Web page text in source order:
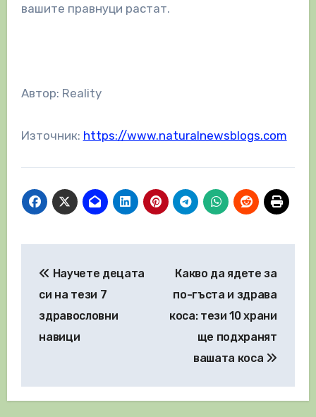
вашите правнуци растат.
Автор: Reality
Източник: https://www.naturalnewsblogs.com
Научете децата
си на тези 7
здравословни
навици
Какво да ядете за
по-гъста и здрава
коса: тези 10 храни
ще подхранят
вашата коса